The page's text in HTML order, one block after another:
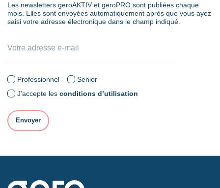
Les newsletters geroAKTIV et geroPRO sont publiées chaque
mois. Elles sont envoyées automatiquement après que vous ayez
saisi votre adresse électronique dans le champ indiqué.
Professionnel
Senior
J’accepte les conditions d’utilisation